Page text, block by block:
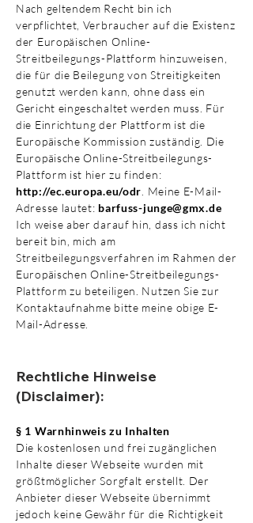
Nach geltendem Recht bin ich
verpflichtet, Verbraucher auf die Existenz
der Europäischen Online-
Streitbeilegungs-Plattform hinzuweisen,
die für die Beilegung von Streitigkeiten
genutzt werden kann, ohne dass ein
Gericht eingeschaltet werden muss. Für
die Einrichtung der Plattform ist die
Europäische Kommission zuständig. Die
Europäische Online-Streitbeilegungs-
Plattform ist hier zu finden:
http://ec.europa.eu/odr . Meine E-Mail-
Adresse lautet: barfuss-junge@gmx.de
Ich weise aber darauf hin, dass ich nicht
bereit bin, mich am
Streitbeilegungsverfahren im Rahmen der
Europäischen Online-Streitbeilegungs-
Plattform zu beteiligen. Nutzen Sie zur
Kontaktaufnahme bitte meine obige E-
Mail-Adresse.
Rechtliche Hinweise
(Disclaimer):
§ 1 Warnhinweis zu Inhalten
Die kostenlosen und frei zugänglichen
Inhalte dieser Webseite wurden mit
größtmöglicher Sorgfalt erstellt. Der
Anbieter dieser Webseite übernimmt
jedoch keine Gewähr für die Richtigkeit